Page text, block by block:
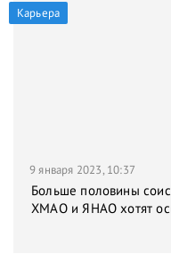
Карьера
9 января 2023, 10:37
Больше половины
ХМАО и ЯНАО хотят